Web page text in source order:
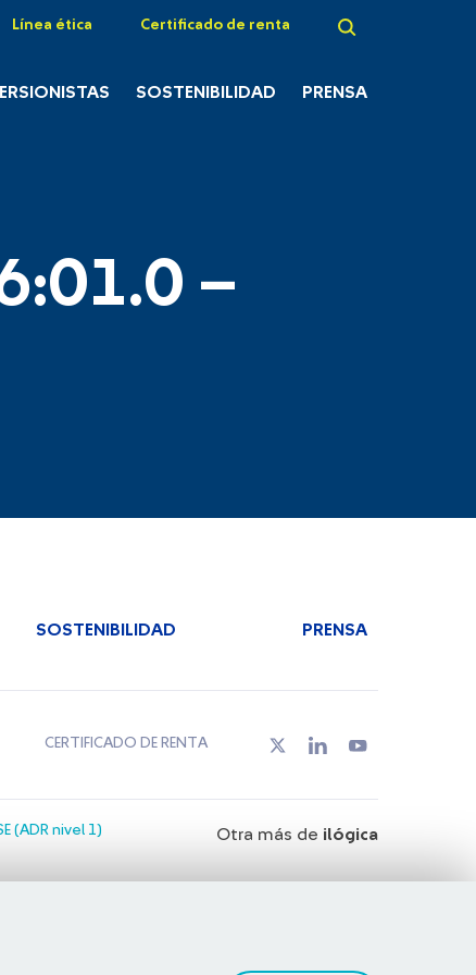
Línea ética Certificado de renta
SOSTENIBILIDAD PRENSA
–
SOSTENIBILIDAD PRENSA
CERTIFICADO DE RENTA
(ADR nivel 1) Otra más de ilógica